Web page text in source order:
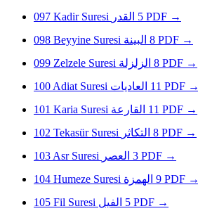
097 Kadir Suresi القدر 5 PDF →
098 Beyyine Suresi البينة 8 PDF →
099 Zelzele Suresi الزلزلة 8 PDF →
100 Adiat Suresi العاديات 11 PDF →
101 Karia Suresi القارعة 11 PDF →
102 Tekasür Suresi التكاثر 8 PDF →
103 Asr Suresi العصر 3 PDF →
104 Humeze Suresi الهمزة 9 PDF →
105 Fil Suresi الفيل 5 PDF →